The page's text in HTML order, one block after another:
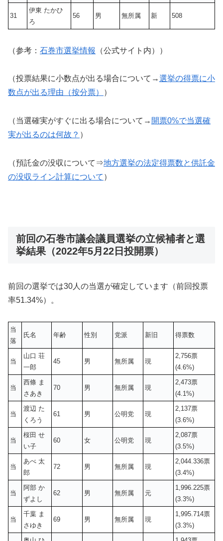
31
伊東 たかひ
ろ
56 男 無所属 新 508
（参考： 石巻市選挙情報 （公式サイト内））
（投票結果に小数点が出る場合について→選挙の得票に小
数点が出る理由（按分票）
）
（当選確実がすぐに出る場合について→ 開票0%で当選確
実が出るのは何故？ ）
（預託金の没収について⇒地方選挙の法定得票数と供託金
の没収ライン計算について ）
前回の石巻市議会議員選挙の立候補者と選
挙結果（2022年5月22日投開票）
前回の選挙では30人の当選が確定しています（前回投票
率51.34%）。
当
落
氏名 年齢 性別 党派 新旧 得票数
当
山口 荘
一郎
45 男 無所属 現
2,756票
(4.6%)
当
西條 ま
さあき
70 男 無所属 現
2,473票
(4.1%)
当
渡辺 た
くろう
61 男 公明党 現
2,137票
(3.6%)
当
桜田 せ
い子
60 女 公明党 現
2,087票
(3.5%)
当
あべ 太
郎
72 男 無所属 現
2,044.336票
(3.4%)
当
阿部 か
ずよし
62 男 無所属 元
1,996.225票
(3.3%)
当
千葉 ま
さゆき
69 男 無所属 現
1,995.714票
(3.3%)